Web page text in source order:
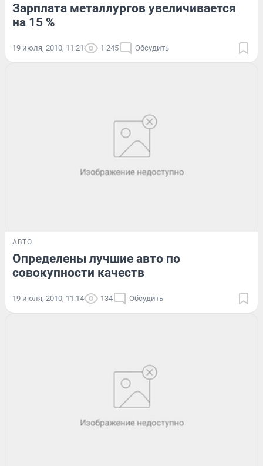
Зарплата металлургов увеличивается
на 15 %
19 июля, 2010, 11:21 1 245 Обсудить
АВТО
Определены лучшие авто по
совокупности качеств
19 июля, 2010, 11:14 134 Обсудить